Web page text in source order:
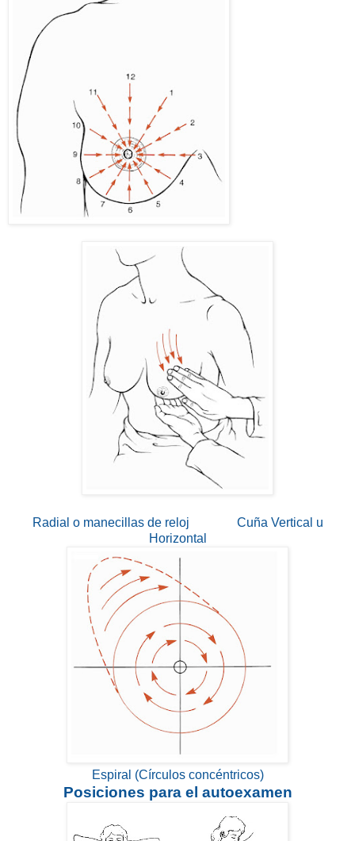
Radial o manecillas de reloj Cuña Vertical u
Horizontal
Espiral (Círculos concéntricos)
Posiciones para el autoexamen